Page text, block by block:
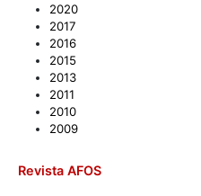
2020
2017
2016
2015
2013
2011
2010
2009
Revista AFOS